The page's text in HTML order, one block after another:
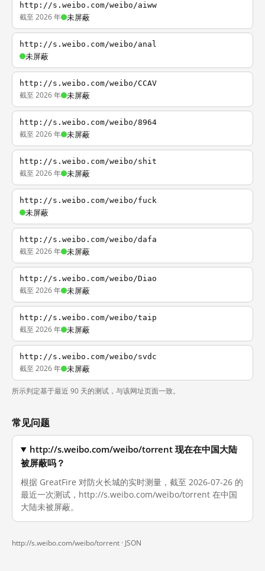
http://s.weibo.com/weibo/aiww
截至 2026 年 未屏蔽
http://s.weibo.com/weibo/anal
未屏蔽
http://s.weibo.com/weibo/CCAV
截至 2026 年 未屏蔽
http://s.weibo.com/weibo/8964
截至 2026 年 未屏蔽
http://s.weibo.com/weibo/shit
截至 2026 年 未屏蔽
http://s.weibo.com/weibo/fuck
未屏蔽
http://s.weibo.com/weibo/dafa
截至 2026 年 未屏蔽
http://s.weibo.com/weibo/Diao
截至 2026 年 未屏蔽
http://s.weibo.com/weibo/taip
截至 2026 年 未屏蔽
http://s.weibo.com/weibo/svdc
截至 2026 年 未屏蔽
所示判定基于最近 90 天的测试，与该网址页面一致。
常见问题
http://s.weibo.com/weibo/torrent 现在在中国大陆
被屏蔽吗？
根据 GreatFire 对防火长城的实时测量，截至 2026-07-26 的
最近一次测试，http://s.weibo.com/weibo/torrent 在中国
大陆未被屏蔽。
http://s.weibo.com/weibo/torrent · JSON